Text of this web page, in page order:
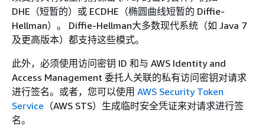
DHE（短暂的）或 ECDHE（椭圆曲线短暂的 Diffie-
Hellman）。 Diffie-Hellman大多数现代系统（如 Java 7
及更高版本）都支持这些模式。
此外，必须使用访问密钥 ID 和与 AWS Identity and
Access Management 委托人关联的私有访问密钥对请求
进行签名。或者，您可以使用 AWS Security Token
Service （AWS STS）生成临时安全凭证来对请求进行签
名。